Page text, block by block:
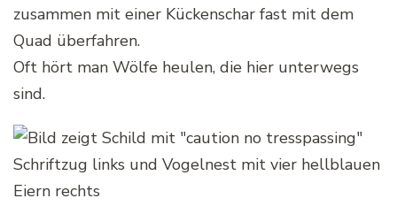
zusammen mit einer Kückenschar fast mit dem
Quad überfahren.
Oft hört man Wölfe heulen, die hier unterwegs
sind.